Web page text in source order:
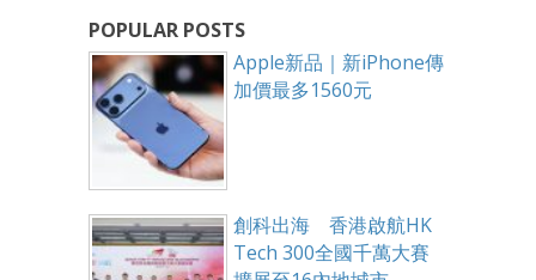
POPULAR POSTS
Apple新品｜新iPhone傳
加價最多1560元
創科出海 香港啟航HK
Tech 300全國千萬大賽